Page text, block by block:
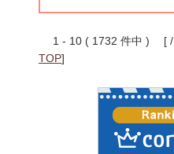
1 - 10 ( 1732 件中 ) [ /
TOP]